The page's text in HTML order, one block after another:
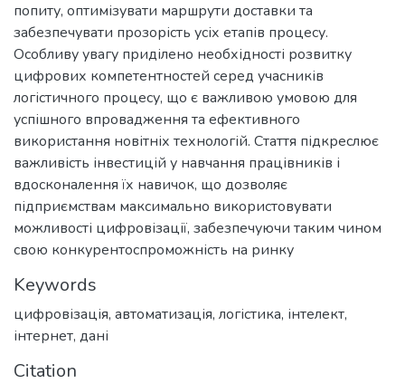
попиту, оптимізувати маршрути доставки та
забезпечувати прозорість усіх етапів процесу.
Особливу увагу приділено необхідності розвитку
цифрових компетентностей серед учасників
логістичного процесу, що є важливою умовою для
успішного впровадження та ефективного
використання новітніх технологій. Стаття підкреслює
важливість інвестицій у навчання працівників і
вдосконалення їх навичок, що дозволяє
підприємствам максимально використовувати
можливості цифровізації, забезпечуючи таким чином
свою конкурентоспроможність на ринку
Keywords
цифровізація, автоматизація, логістика, інтелект,
інтернет, дані
Citation